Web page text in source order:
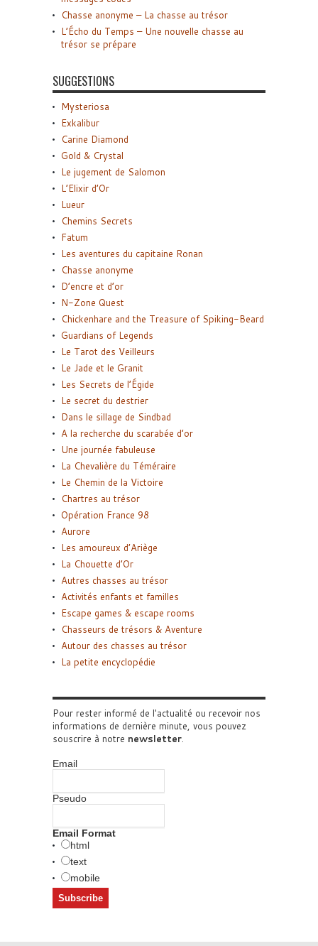
Chasse anonyme – La chasse au trésor
L’Écho du Temps – Une nouvelle chasse au
trésor se prépare
SUGGESTIONS
Mysteriosa
Exkalibur
Carine Diamond
Gold & Crystal
Le jugement de Salomon
L’Elixir d’Or
Lueur
Chemins Secrets
Fatum
Les aventures du capitaine Ronan
Chasse anonyme
D’encre et d’or
N-Zone Quest
Chickenhare and the Treasure of Spiking-Beard
Guardians of Legends
Le Tarot des Veilleurs
Le Jade et le Granit
Les Secrets de l’Égide
Le secret du destrier
Dans le sillage de Sindbad
A la recherche du scarabée d’or
Une journée fabuleuse
La Chevalière du Téméraire
Le Chemin de la Victoire
Chartres au trésor
Opération France 98
Aurore
Les amoureux d’Ariège
La Chouette d’Or
Autres chasses au trésor
Activités enfants et familles
Escape games & escape rooms
Chasseurs de trésors & Aventure
Autour des chasses au trésor
La petite encyclopédie
Pour rester informé de l'actualité ou recevoir nos
informations de dernière minute, vous pouvez
souscrire à notre newsletter.
Email
Pseudo
Email Format
html
text
mobile